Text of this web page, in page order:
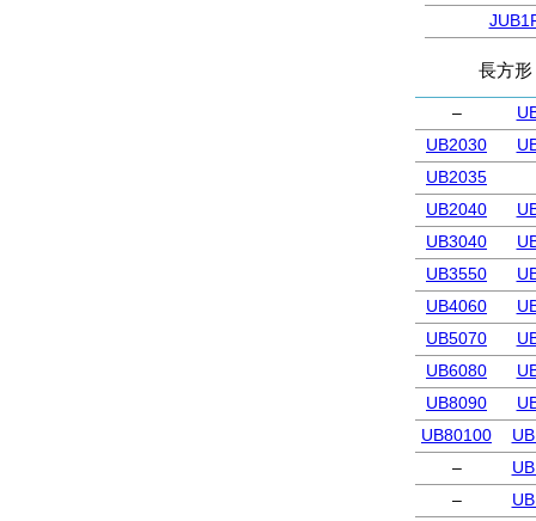
長方形
–
UB2030
UB2035
UB2040
UB3040
UB3550
UB4060
UB5070
UB6080
UB8090
UB80100
–
–